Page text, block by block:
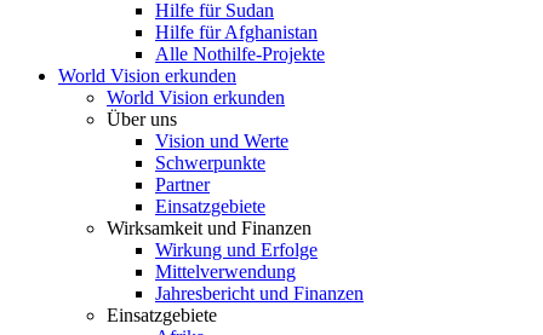
Hilfe für Sudan
Hilfe für Afghanistan
Alle Nothilfe-Projekte
World Vision erkunden
World Vision erkunden
Über uns
Vision und Werte
Schwerpunkte
Partner
Einsatzgebiete
Wirksamkeit und Finanzen
Wirkung und Erfolge
Mittelverwendung
Jahresbericht und Finanzen
Einsatzgebiete